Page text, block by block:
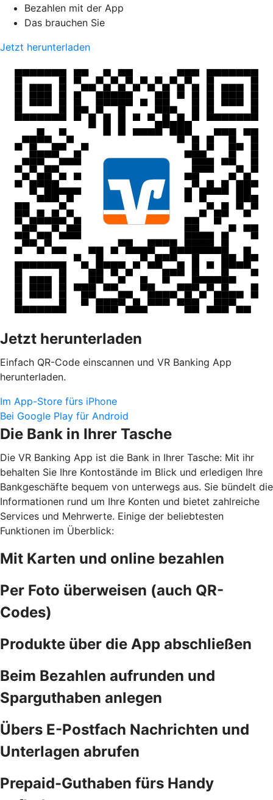
Bezahlen mit der App
Das brauchen Sie
Jetzt herunterladen
Jetzt herunterladen
Einfach QR-Code einscannen und VR Banking App
herunterladen.
Im App-Store fürs iPhone
Bei Google Play für Android
Die Bank in Ihrer Tasche
Die VR Banking App ist die Bank in Ihrer Tasche: Mit ihr
behalten Sie Ihre Kontostände im Blick und erledigen Ihre
Bankgeschäfte bequem von unterwegs aus. Sie bündelt die
Informationen rund um Ihre Konten und bietet zahlreiche
Services und Mehrwerte. Einige der beliebtesten
Funktionen im Überblick:
Mit Karten und online bezahlen
Per Foto überweisen (auch QR-
Codes)
Produkte über die App abschließen
Beim Bezahlen aufrunden und
Sparguthaben anlegen
Übers E-Postfach Nachrichten und
Unterlagen abrufen
Prepaid-Guthaben fürs Handy